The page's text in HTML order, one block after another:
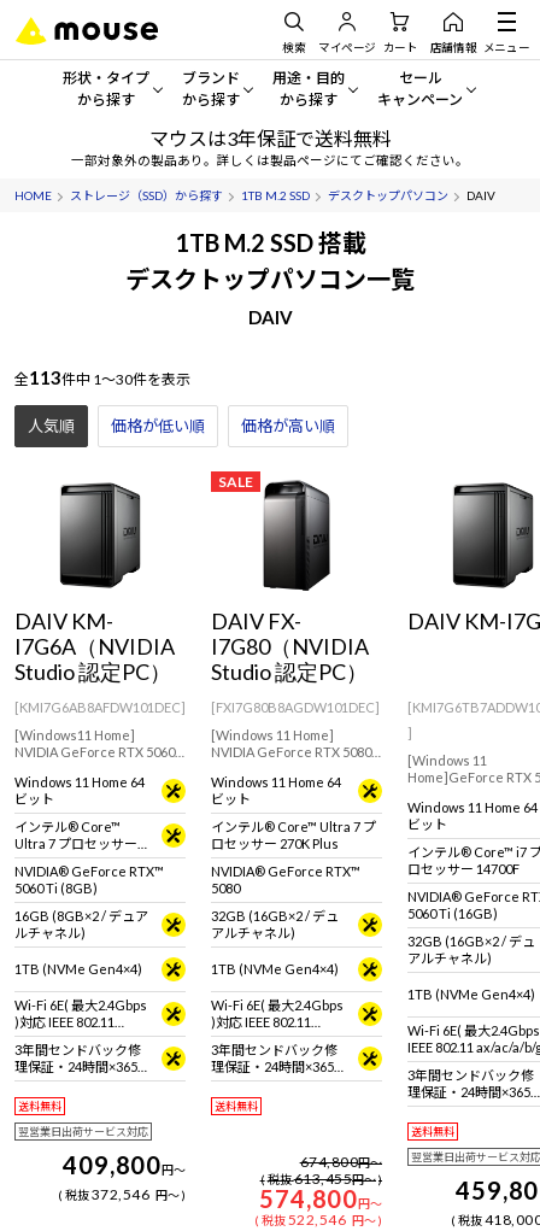
検索 マイページ カート 店舗情報 メニュー
形状・タイプ
から探す
形状・タイプから探す をすべてみる
デスクトップPC
サーバー
ワークステーション
ディスプレイ
Windows 11
ブランド
から探す
mouse
G TUNE
MousePro
iiyama
Windows 11 |Copilot+ PC
用途・目的
から探す
一般向けパソコン
ゲーミングPC・ゲーム向けパソコン
クリエイティブ向け
ビジネス向けパソコン
スペック/パーツ別
AIおすすめパソコン
Windows 11
セール
キャンペーン
セール・キャンペー
期間限定セール
アウトレットパソコン
マウスは3年保証で送料無料
一部対象外の製品あり。詳しくは製品ページにてご確認ください。
HOME ストレージ（SSD）から探す 1TB M.2 SSD デスクトップパソコン DAIV
1TB M.2 SSD 搭載
デスクトップパソコン一覧
DAIV
全113件中 1～30件を表示
人気順 価格が低い順 価格が高い順
DAIV KM-
I7G6A（NVIDIA
Studio 認定PC）
[KMI7G6AB8AFDW101DEC]
[Windows11 Home]
NVIDIA GeForce RTX 5060
リエイティブ用途におすす
めなクリエイター向けミニ
タワー型デスクトップPC
Windows 11 Home 64
ビット
インテル® Core™
Ultra 7 プロセッサー
265
NVIDIA® GeForce RTX™
5060 Ti (8GB)
16GB (8GB×2 / デュア
ルチャネル)
1TB (NVMe Gen4×4)
Wi-Fi 6E( 最大2.4Gbps
)対応 IEEE 802.11
ax/ac/a/b/g/n準拠 ＋
Bluetooth 5内蔵
3年間センドバック修
理保証・24時間×365
日電話サポート
送料無料
翌営業日出荷サービス対応
409,800円～
税抜372,546 円～
SALE
DAIV FX-
I7G80（NVIDIA
Studio 認定PC）
[FXI7G80B8AGDW101DEC]
[Windows 11 Home]
NVIDIA GeForce RTX 5080
ブ用途におすすめなモデル
Windows 11 Home 64
ビット
インテル® Core™ Ultra 7 プ
ロセッサー 270K Plus
NVIDIA® GeForce RTX™
5080
32GB (16GB×2 / デュ
アルチャネル)
1TB (NVMe Gen4×4)
Wi-Fi 6E( 最大2.4Gbps
)対応 IEEE 802.11
ax/ac/a/b/g/n準拠 ＋
Bluetooth 5内蔵
3年間センドバック修
理保証・24時間×365
日電話サポート
送料無料
674,800円～
税抜613,455円～
574,800円～
税抜522,546 円～
DAIV KM-
]
[Windows 11
Home]GeForce RTX
画編集、VFX、AI画像
おすすめなミニタワ
スクトップPC
Windows 11 Home 64
ビット
インテル® Core™ i7
ロセッサー 14700F
NVIDIA® GeForce
5060 Ti (16GB)
32GB (16GB×2 / デュ
アルチャネル)
1TB (NVMe Gen4×4)
Wi-Fi 6E( 最大
IEEE 802.11 ax/ac/a/
拠 ＋ Bluetooth 5内蔵
3年間センドバック修
理保証・24時間×365
日電話サポート
送料無料
翌営業日出荷サービス対応
税抜